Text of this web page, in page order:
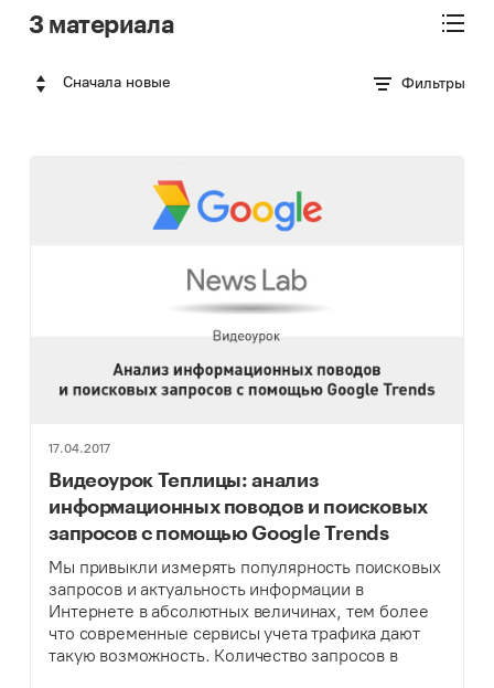
3 материала
Сначала новые Фильтры
17.04.2017
Видеоурок Теплицы: анализ
информационных поводов и поисковых
запросов с помощью Google Trends
Мы привыкли измерять популярность поисковых
запросов и актуальность информации в
Интернете в абсолютных величинах, тем более
что современные сервисы учета трафика дают
такую возможность. Количество запросов в